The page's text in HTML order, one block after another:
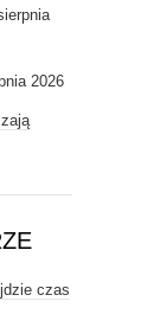
2026
czas